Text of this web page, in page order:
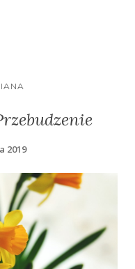
2019